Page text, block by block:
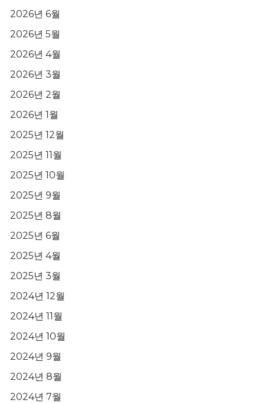
2026년 6월
2026년 5월
2026년 4월
2026년 3월
2026년 2월
2026년 1월
2025년 12월
2025년 11월
2025년 10월
2025년 9월
2025년 8월
2025년 6월
2025년 4월
2025년 3월
2024년 12월
2024년 11월
2024년 10월
2024년 9월
2024년 8월
2024년 7월